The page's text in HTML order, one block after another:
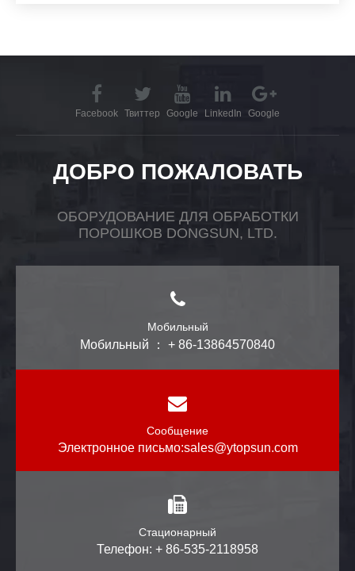
Facebook Твиттер Google LinkedIn Google
ДОБРО ПОЖАЛОВАТЬ
ОБОРУДОВАНИЕ ДЛЯ ОБРАБОТКИ
ПОРОШКОВ DONGSUN, LTD.
Мобильный
Мобильный ： + 86-13864570840
Сообщение
Электронное письмо:sales@ytopsun.com
Стационарный
Телефон: + 86-535-2118958